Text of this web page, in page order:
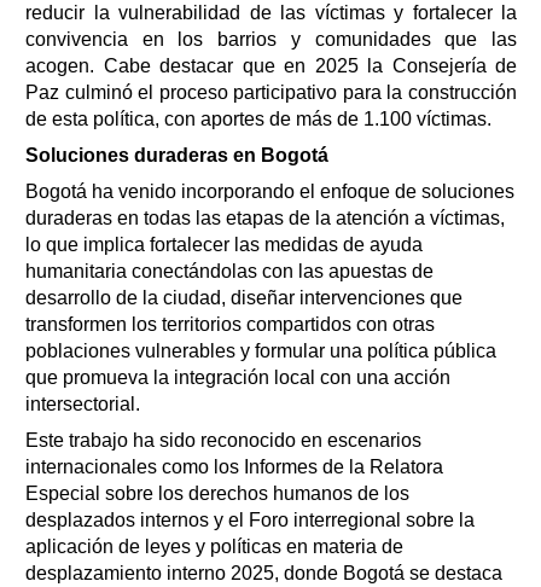
reducir la vulnerabilidad de las víctimas y fortalecer la
convivencia en los barrios y comunidades que las
acogen. Cabe destacar que en 2025 la Consejería de
Paz culminó el proceso participativo para la construcción
de esta política, con aportes de más de 1.100 víctimas.
Soluciones duraderas en Bogotá
Bogotá ha venido incorporando el enfoque de soluciones
duraderas en todas las etapas de la atención a víctimas,
lo que implica fortalecer las medidas de ayuda
humanitaria conectándolas con las apuestas de
desarrollo de la ciudad, diseñar intervenciones que
transformen los territorios compartidos con otras
poblaciones vulnerables y formular una política pública
que promueva la integración local con una acción
intersectorial.
Este trabajo ha sido reconocido en escenarios
internacionales como los Informes de la Relatora
Especial sobre los derechos humanos de los
desplazados internos y el Foro interregional sobre la
aplicación de leyes y políticas en materia de
desplazamiento interno 2025, donde Bogotá se destaca